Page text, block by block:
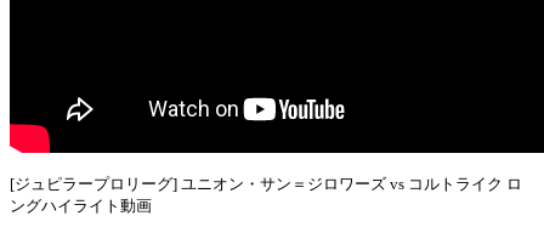
[ジュピラープロリーグ] ユニオン・サン＝ジロワーズ vs コルトライク ロ
ングハイライト動画